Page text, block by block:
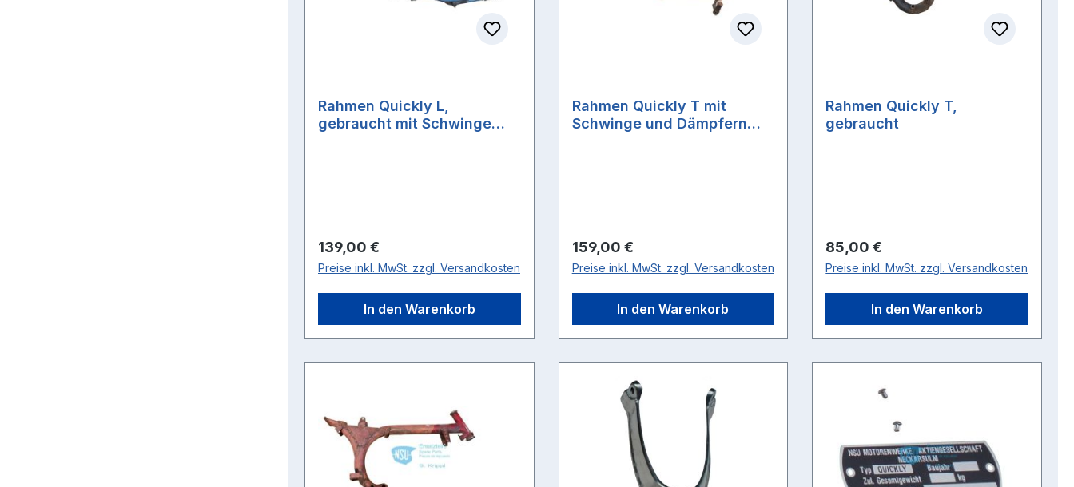
Rahmen Quickly L,
gebraucht mit Schwinge
Regulärer Preis:
139,00 €
Preise inkl. MwSt. zzgl. Versandkosten
In den Warenkorb
Rahmen Quickly T mit
Schwinge und Dämpfern
Regulärer Preis:
159,00 €
Preise inkl. MwSt. zzgl. Versandkosten
In den Warenkorb
Rahmen Quickly T,
gebraucht
Regulärer Preis:
85,00 €
Preise inkl. MwSt. zzgl. Versandkosten
In den Warenkorb